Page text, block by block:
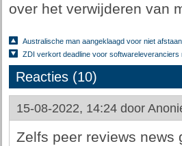
over het verwijderen van
Australische man aangeklaagd voor niet
ZDI verkort deadline voor softwareleveranciers
Reacties (10)
15-08-2022, 14:24 door
Zelfs peer reviews news